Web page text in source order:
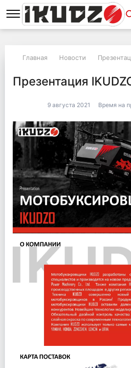
Главная Новости
Презентация
9 августа 2021 Время на